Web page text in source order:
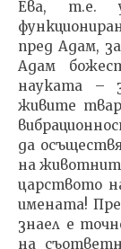
Ева, т.е.
пред Адам,
Адам
науката –
живите
да
на
царството
имената!
знаел е
на